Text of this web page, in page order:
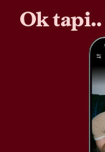
Ok tapi..